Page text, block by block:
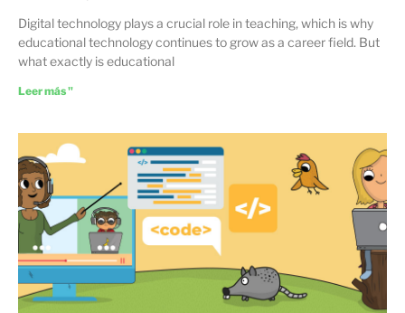
Digital technology plays a crucial role in teaching, which is why
educational technology continues to grow as a career field. But
what exactly is educational
Leer más "